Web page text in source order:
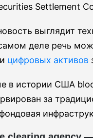
Settlement
выглядит
деле речь
цифровых активов
в истории США
за